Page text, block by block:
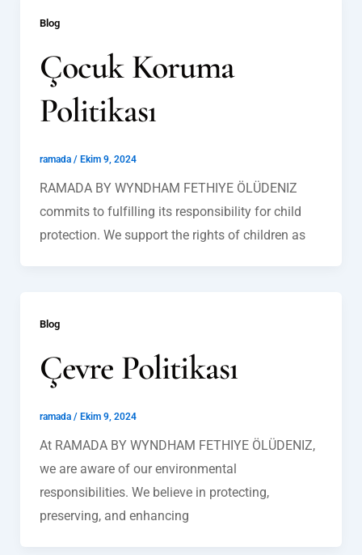
Blog
Çocuk Koruma
Politikası
ramada / Ekim 9, 2024
RAMADA BY WYNDHAM FETHIYE ÖLÜDENIZ
commits to fulfilling its responsibility for child
protection. We support the rights of children as
Blog
Çevre Politikası
ramada / Ekim 9, 2024
At RAMADA BY WYNDHAM FETHIYE ÖLÜDENIZ,
we are aware of our environmental
responsibilities. We believe in protecting,
preserving, and enhancing